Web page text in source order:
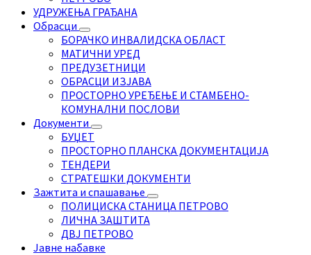
УДРУЖЕЊА ГРАЂАНА
Обрасци
БОРАЧКО ИНВАЛИДСКА ОБЛАСТ
МАТИЧНИ УРЕД
ПРЕДУЗЕТНИЦИ
ОБРАСЦИ ИЗЈАВА
ПРОСТОРНО УРЕЂЕЊЕ И СТАМБЕНО-
КОМУНАЛНИ ПОСЛОВИ
Документи
БУЏЕТ
ПРОСТОРНО ПЛАНСКА ДОКУМЕНТАЦИЈА
ТЕНДЕРИ
СТРАТЕШКИ ДОКУМЕНТИ
Зажтита и спашавање
ПОЛИЦИСКА СТАНИЦА ПЕТРОВО
ЛИЧНА ЗАШТИТА
ДВЈ ПЕТРОВО
Јавне набавке